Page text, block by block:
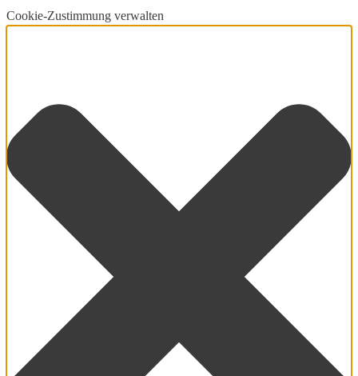
Cookie-Zustimmung verwalten